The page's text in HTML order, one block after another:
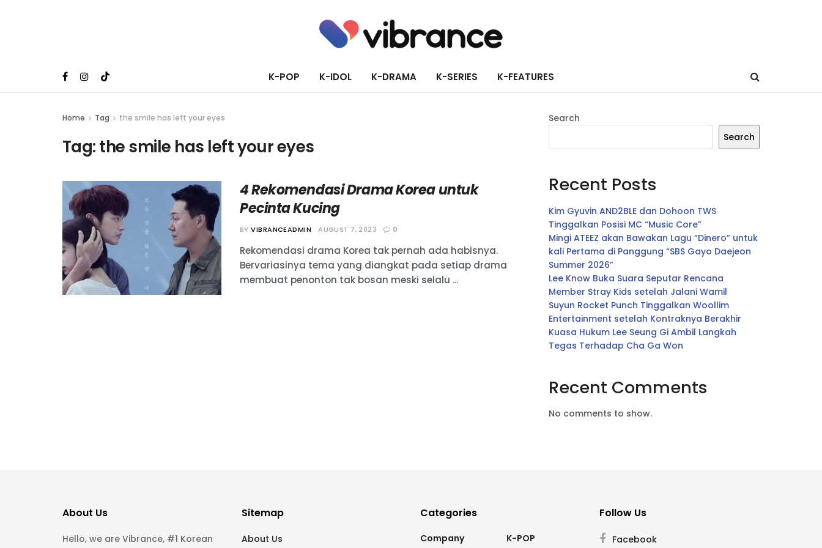
K-POP K-IDOL K-DRAMA K-SERIES K-FEATURES
Home Tag the smile has left your eyes
Tag:the smile has left your eyes
4 Rekomendasi Drama Korea untuk
Pecinta Kucing
BY VIBRANCEADMIN AUGUST 7, 2023 0
Rekomendasi drama Korea tak pernah ada habisnya.
Bervariasinya tema yang diangkat pada setiap drama
membuat penonton tak bosan meski selalu ...
Search
Search
Recent Posts
Kim Gyuvin AND2BLE dan Dohoon TWS
Tinggalkan Posisi MC “Music Core”
Mingi ATEEZ akan Bawakan Lagu “Dinero” untuk
kali Pertama di Panggung “SBS Gayo Daejeon
Summer 2026”
Lee Know Buka Suara Seputar Rencana
Member Stray Kids setelah Jalani Wamil
Suyun Rocket Punch Tinggalkan Woollim
Entertainment setelah Kontraknya Berakhir
Kuasa Hukum Lee Seung Gi Ambil Langkah
Tegas Terhadap Cha Ga Won
Recent Comments
No comments to show.
About Us
Hello, we are Vibrance, #1 Korean
Sitemap
About Us
Categories
Company K-POP
Follow Us
Facebook